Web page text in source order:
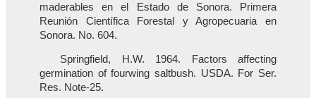
maderables en el Estado de Sonora. Primera
Reunión Científica Forestal y Agropecuaria en
Sonora. No. 604.
Springfield, H.W. 1964. Factors affecting
germination of fourwing saltbush. USDA. For Ser.
Res. Note-25.